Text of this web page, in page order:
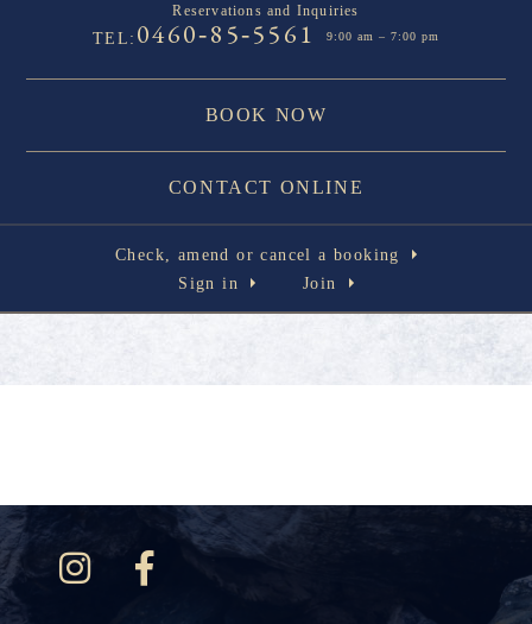
Reservations and Inquiries
TEL: 0460-85-5561 9:00 am – 7:00 pm
BOOK NOW
CONTACT ONLINE
Check, amend or cancel a booking
Sign in
Join